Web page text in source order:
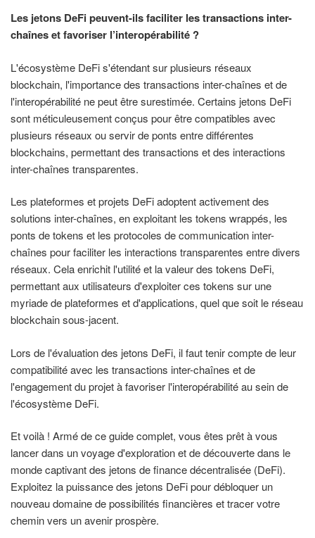
Les jetons DeFi peuvent-ils faciliter les transactions inter-
chaînes et favoriser l’interopérabilité ?
L'écosystème DeFi s'étendant sur plusieurs réseaux
blockchain, l'importance des transactions inter-chaînes et de
l'interopérabilité ne peut être surestimée. Certains jetons DeFi
sont méticuleusement conçus pour être compatibles avec
plusieurs réseaux ou servir de ponts entre différentes
blockchains, permettant des transactions et des interactions
inter-chaînes transparentes.
Les plateformes et projets DeFi adoptent activement des
solutions inter-chaînes, en exploitant les tokens wrappés, les
ponts de tokens et les protocoles de communication inter-
chaînes pour faciliter les interactions transparentes entre divers
réseaux. Cela enrichit l'utilité et la valeur des tokens DeFi,
permettant aux utilisateurs d'exploiter ces tokens sur une
myriade de plateformes et d'applications, quel que soit le réseau
blockchain sous-jacent.
Lors de l'évaluation des jetons DeFi, il faut tenir compte de leur
compatibilité avec les transactions inter-chaînes et de
l'engagement du projet à favoriser l'interopérabilité au sein de
l'écosystème DeFi.
Et voilà ! Armé de ce guide complet, vous êtes prêt à vous
lancer dans un voyage d'exploration et de découverte dans le
monde captivant des jetons de finance décentralisée (DeFi).
Exploitez la puissance des jetons DeFi pour débloquer un
nouveau domaine de possibilités financières et tracer votre
chemin vers un avenir prospère.